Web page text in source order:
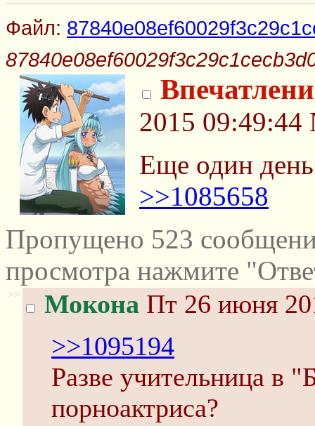
Файл:
2015 09:49:44
Еще один
>>1085658
Пропущено 523
просмотра нажмите
>> Мокона Пт 26 июня
>>1095194
Разве учительница в
порноактриса?